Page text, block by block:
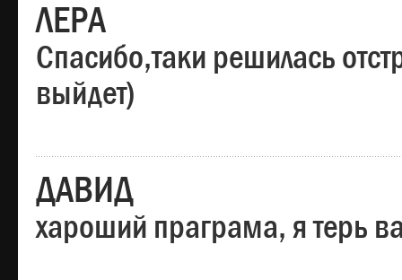
ЛЕРА
Спасибо,таки решилась
выйдет)
ДАВИД
хароший праграма, я терь